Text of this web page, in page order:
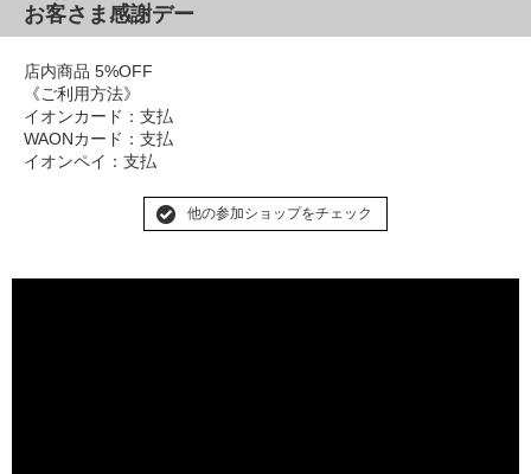
お客さま感謝デー
店内商品 5%OFF
《ご利用方法》
イオンカード：支払
WAONカード：支払
イオンペイ：支払
他の参加ショップをチェック